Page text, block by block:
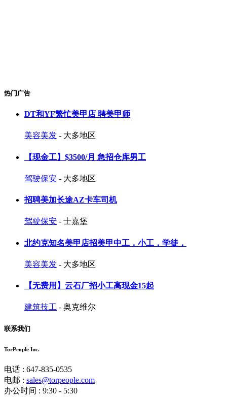
热门广告
DT和YF繁忙美甲店 聘美甲师
美容美发 - 大多地区
【现金工】$3500/月 急招仓库男工
驾驶保安 - 大多地区
招聘美加长途AZ卡车司机
驾驶保安 - 士嘉堡
北约克知名美甲店招美甲中工，小工，学徒，
美容美发 - 大多地区
【无费用】云石厂招小工高现金15起
建筑技工 - 奥克维尔
联系我们
TorPeople Inc.
电话 : 647-835-0535
电邮 : sales@torpeople.com
办公时间 : 9:30 - 5:30